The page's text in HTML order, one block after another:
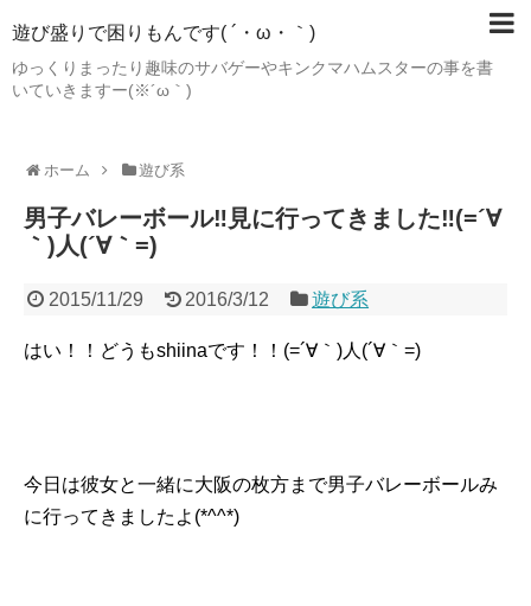
遊び盛りで困りもんです( ´・ω・｀)
ゆっくりまったり趣味のサバゲーやキンクマハムスターの事を書
いていきますー(※´ω｀)
ホーム 遊び系
男子バレーボール‼︎見に行ってきました‼︎(=´∀
｀)人(´∀｀=)
2015/11/29 2016/3/12 遊び系
はい︎！！どうもshiinaです！！(=´∀｀)人(´∀｀=)
今日は彼女と一緒に大阪の枚方まで男子バレーボールみ
に行ってきましたよ︎(*^^*)